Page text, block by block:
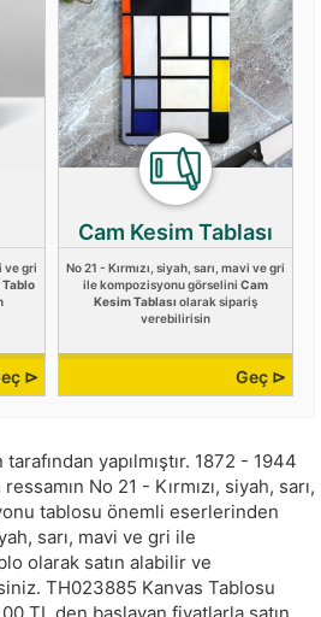
ve gri
Tablo
⊳
Cam Kesim Tablası
No 21 - Kırmızı, siyah, sarı, mavi ve gri
ile kompozisyonu görselini Cam
Kesim Tablası olarak sipariş
verebilirisin
Geç ⊳
tarafından yapılmıştır. 1872 - 1944
No 21 - Kırmızı, siyah, sarı,
tablosu önemli eserlerinden
sarı, mavi ve gri ile
olarak satın alabilir ve
TH023885 Kanvas Tablosu